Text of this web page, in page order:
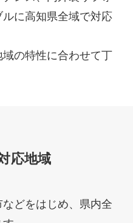
に高知県全域で対応
の特性に合わせて丁
応地域
どをはじめ、県内全